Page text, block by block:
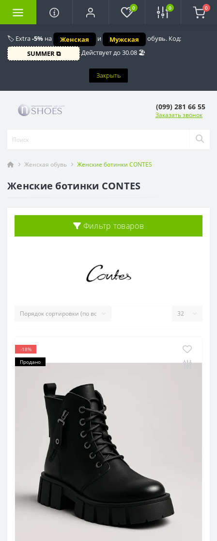
🏷️ Extra-5% на Женская и Мужская
обувь. Код:
SUMMER ⧉
Действует до 30.08 🏖️
Закрыть
0 0 0
(099) 281 66 55
Заказать звонок
Женская обувь Женские ботинки CONTES
Женские ботинки CONTES
Фильтр товаров
-18%
Продано